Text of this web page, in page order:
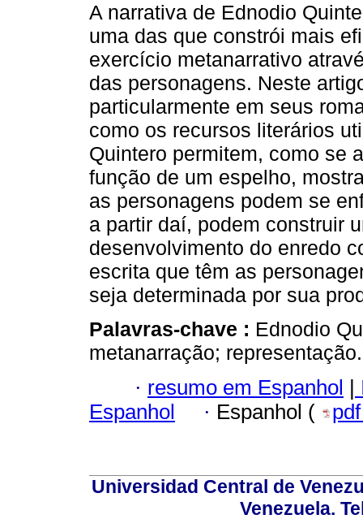
A narrativa de Ednodio
uma das que constrói mais
exercício metanarrativo
das personagens. Neste
particularmente em seus
como os recursos literários
Quintero permitem, como se
função de um espelho,
as personagens podem se
a partir daí, podem construir
desenvolvimento do enredo
escrita que têm as
seja determinada por sua
Palavras-chave : Ednodio
metanarração; representação.
· resumo em Espanhol |
Espanhol
· Espanhol (
Universidad Central de
Venezuela.